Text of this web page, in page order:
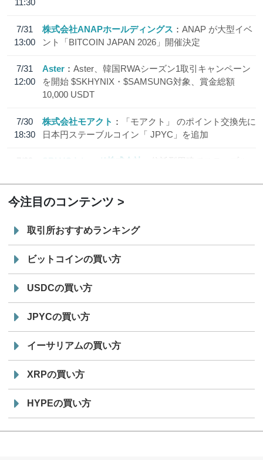
11:30
7/31
13:00
株式会社ANAPホールディングス
ANAP が大型イベ
ント「BITCOIN JAPAN 2026」開催決定
7/31
12:00
Aster
Aster、韓国RWAシーズン1取引キャンペーン
を開始 $SKHYNIX・$SAMSUNG対象、賞金総額
10,000 USDT
7/30
18:30
株式会社モアクト
「モアクト」 のポイント交換先に
日本円ステーブルコイン「 JPYC」を追加
7/29
SBI VCトレード株式会社
信託型円建てステーブル
今注目のコンテンツ
取引所おすすめランキング
ビットコインの買い方
USDCの買い方
JPYCの買い方
イーサリアムの買い方
XRPの買い方
HYPEの買い方